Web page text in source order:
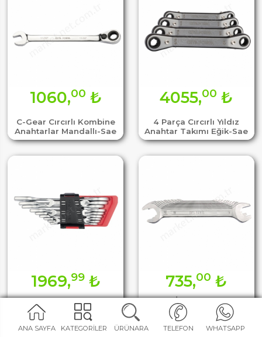
ANA SAYFA KATEGORİLER ÜRÜNARA TELEFON WHATSAPP
C-Gear Cırcırlı Kombine
Anahtarlar Mandallı-Sae
1060,00 ₺
4 Parça Cırcırlı Yıldız
Anahtar Takımı Eğik-Sae
4055,00 ₺
12 Parça Çatal İki Ağız
Anahtar Takımı Kısa Tip
1969,99₺
Çatal İki Ağız Anahtar
Takımları Uzun Tip-B09-
735,00 ₺